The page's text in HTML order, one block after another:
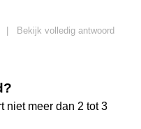
Bekijk volledig antwoord
niet meer dan 2 tot 3